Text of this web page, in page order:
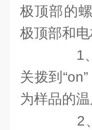
极顶部的
极顶部和电
1、
关拨到
为样品的温
2、